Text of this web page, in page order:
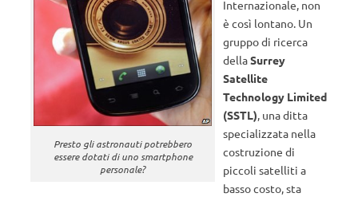
Presto gli astronauti potrebbero
essere dotati di uno smartphone
personale?
Internazionale, non
è così lontano. Un
gruppo di ricerca
dellaSurrey
Satellite
Technology Limited
(SSTL), una ditta
specializzata nella
costruzione di
piccoli satelliti a
basso costo, sta